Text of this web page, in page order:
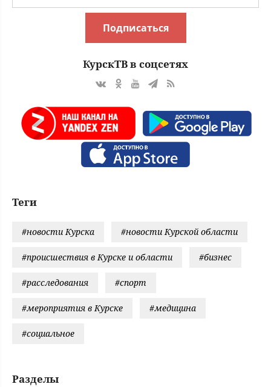
Подписаться
КурскТВ в соцсетях
Теги
#новости Курска #новости Курской области
#происшествия в Курске и области #бизнес
#расследования #спорт
#мероприятия в Курске #медицина
#социальное
Разделы